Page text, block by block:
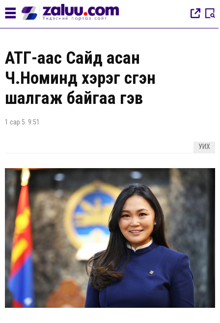
АТГ-аас Сайд асан
Ч.Номинд хэрэг үүсгэн
шалгаж байгаа гэв
1 сар 5. 9:51
УИХ